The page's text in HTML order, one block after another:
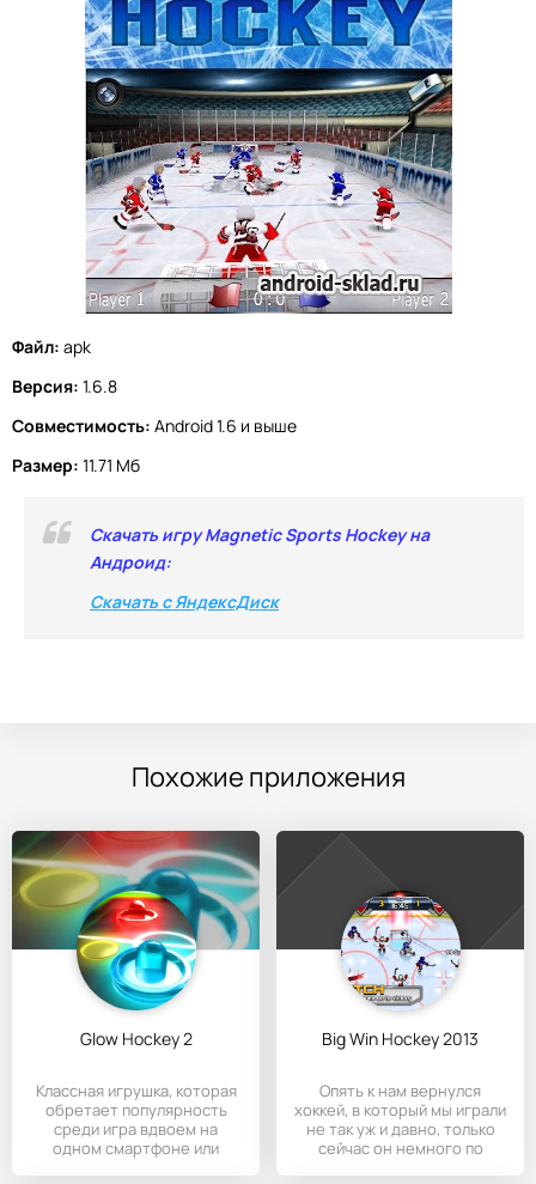
Файл: apk
Версия: 1.6.8
Совместимость: Android 1.6 и выше
Размер: 11.71 Мб
Скачать игру Magnetic Sports Hockey на
Андроид:
Скачать с ЯндексДиск
Похожие приложения
Glow Hockey 2
Классная игрушка, которая
обретает популярность
среди игра вдвоем на
одном смартфоне или
Big Win Hockey 2013
Опять к нам вернулся
хоккей, в который мы играли
не так уж и давно, только
сейчас он немного по